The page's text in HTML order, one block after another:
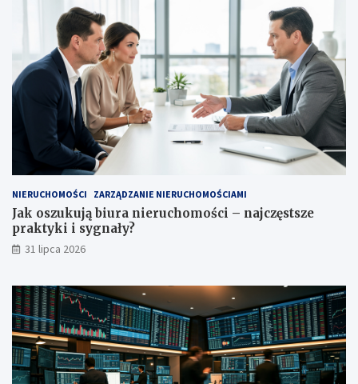
NIERUCHOMOŚCI ZARZĄDZANIE NIERUCHOMOŚCIAMI
Jak oszukują biura nieruchomości – najczęstsze
praktyki i sygnały?
31 lipca 2026